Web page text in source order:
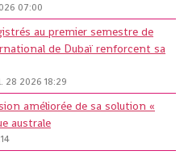
07:00
au premier semestre de
de Dubaï renforcent sa
28 2026 18:29
améliorée de sa solution «
australe